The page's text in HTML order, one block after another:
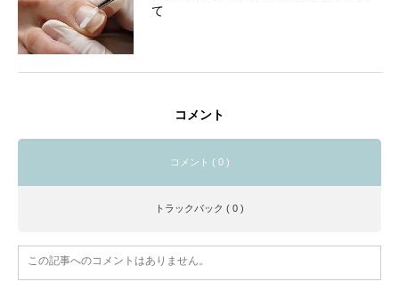
て
コメント
コメント ( 0 )
トラックバック ( 0 )
この記事へのコメントはありません。